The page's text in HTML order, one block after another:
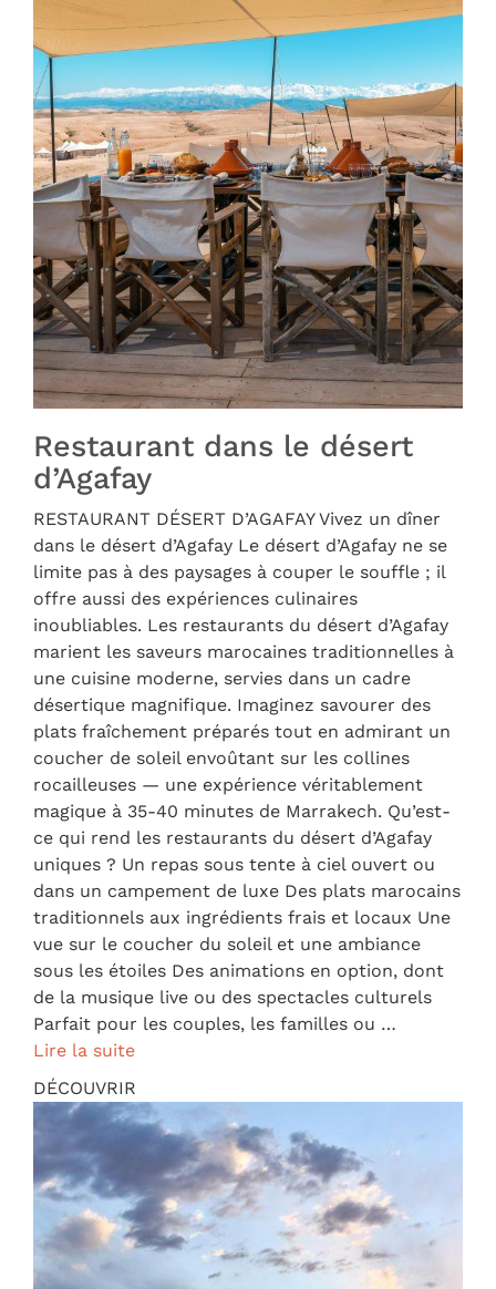
Restaurant dans le désert
d’Agafay
RESTAURANT DÉSERT D’AGAFAY Vivez un dîner
dans le désert d’Agafay Le désert d’Agafay ne se
limite pas à des paysages à couper le souffle ; il
offre aussi des expériences culinaires
inoubliables. Les restaurants du désert d’Agafay
marient les saveurs marocaines traditionnelles à
une cuisine moderne, servies dans un cadre
désertique magnifique. Imaginez savourer des
plats fraîchement préparés tout en admirant un
coucher de soleil envoûtant sur les collines
rocailleuses — une expérience véritablement
magique à 35-40 minutes de Marrakech. Qu’est-
ce qui rend les restaurants du désert d’Agafay
uniques ? Un repas sous tente à ciel ouvert ou
dans un campement de luxe Des plats marocains
traditionnels aux ingrédients frais et locaux Une
vue sur le coucher du soleil et une ambiance
sous les étoiles Des animations en option, dont
de la musique live ou des spectacles culturels
Parfait pour les couples, les familles ou …
Lire la suite
DÉCOUVRIR